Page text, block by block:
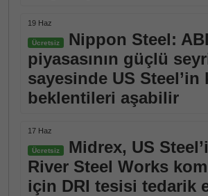
19 Haz
Ücretsiz
Nippon Steel:
piyasasının güçlü
sayesinde US Steel’in
beklentileri aşabilir
17 Haz
Ücretsiz
Midrex, US
River Steel Works
için DRI tesisi tedarik